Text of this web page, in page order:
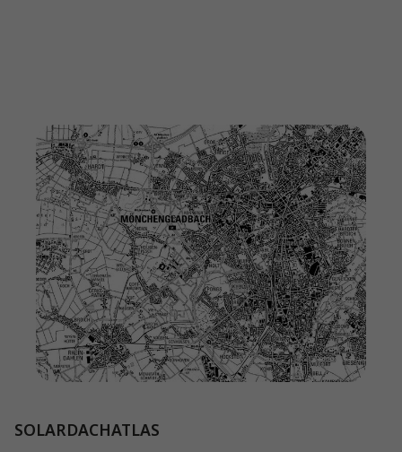
SOLARDACHATLAS